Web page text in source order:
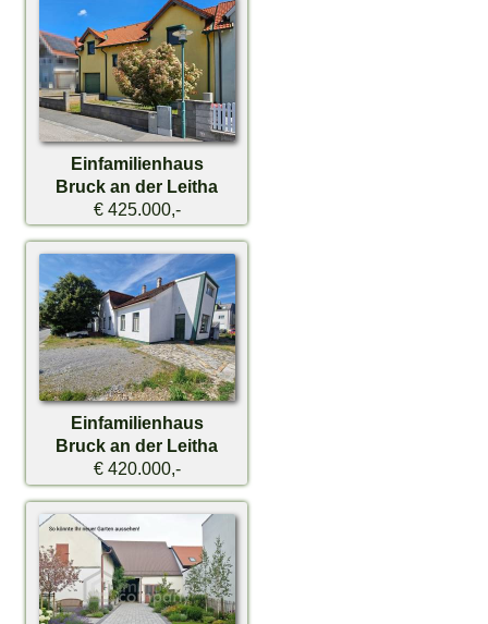
Einfamilienhaus
Bruck an der Leitha
€ 425.000,-
Einfamilienhaus
Bruck an der Leitha
€ 420.000,-